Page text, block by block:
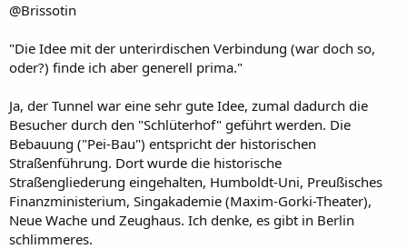
@Brissotin
"Die Idee mit der unterirdischen Verbindung (war doch so,
oder?) finde ich aber generell prima."
Ja, der Tunnel war eine sehr gute Idee, zumal dadurch die
Besucher durch den "Schlüterhof" geführt werden. Die
Bebauung ("Pei-Bau") entspricht der historischen
Straßenführung. Dort wurde die historische
Straßengliederung eingehalten, Humboldt-Uni, Preußisches
Finanzministerium, Singakademie (Maxim-Gorki-Theater),
Neue Wache und Zeughaus. Ich denke, es gibt in Berlin
schlimmeres.